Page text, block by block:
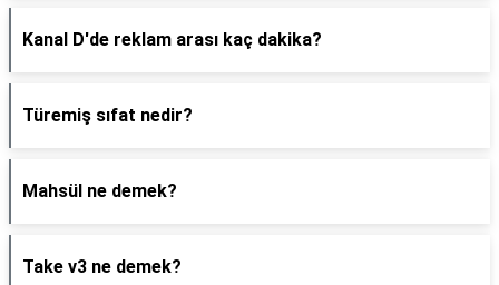
Kanal D'de reklam arası kaç dakika?
Türemiş sıfat nedir?
Mahsül ne demek?
Take v3 ne demek?